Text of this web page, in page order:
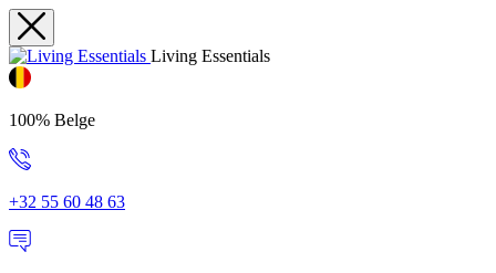
Living Essentials
100% Belge
+32 55 60 48 63